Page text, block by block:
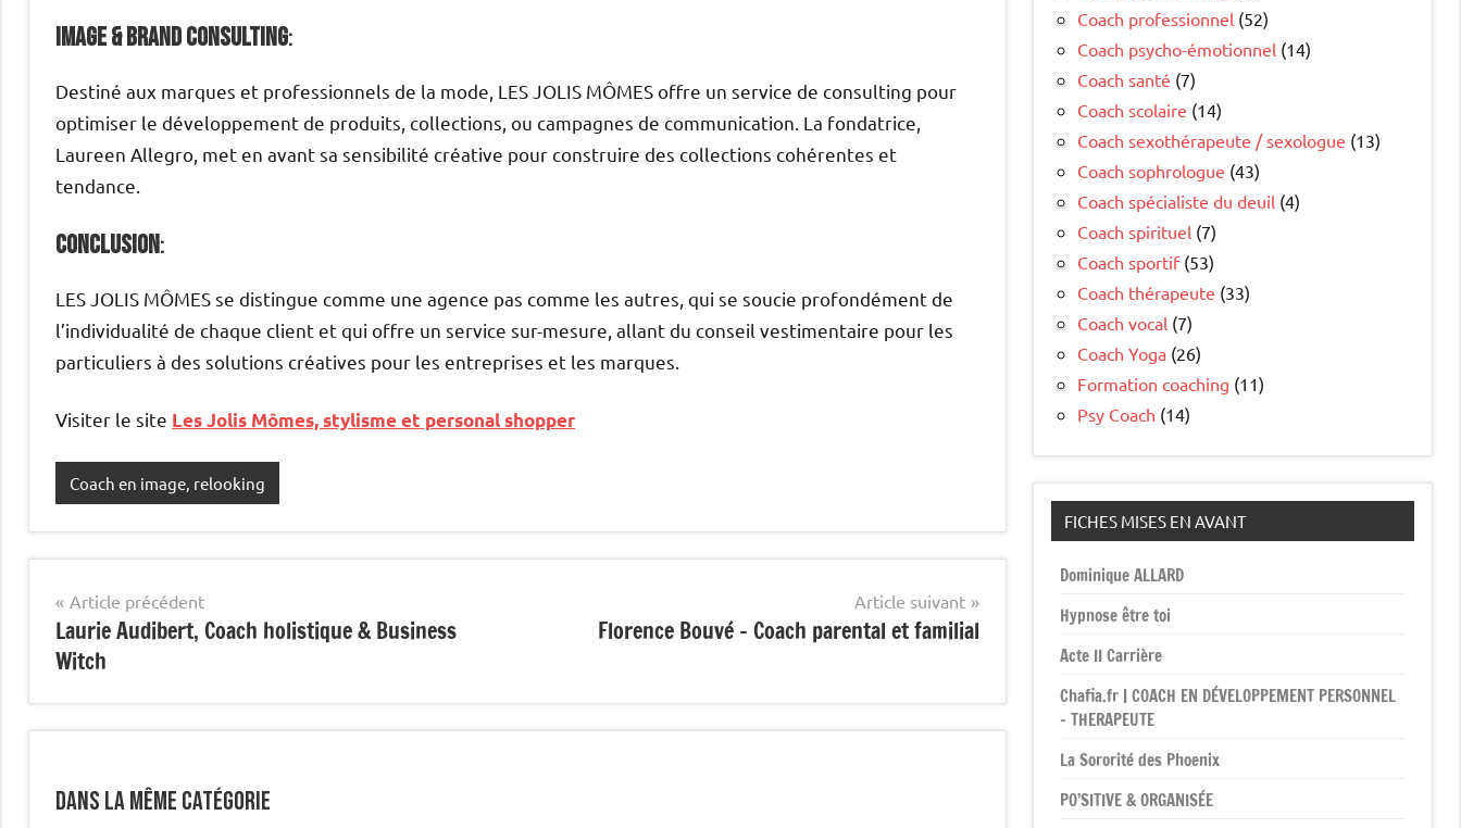
Image & Brand Consulting:
Destiné aux marques et professionnels de la mode, LES JOLIS MÔMES offre un service de consulting pour
optimiser le développement de produits, collections, ou campagnes de communication. La fondatrice,
Laureen Allegro, met en avant sa sensibilité créative pour construire des collections cohérentes et
tendance.
Conclusion:
LES JOLIS MÔMES se distingue comme une agence pas comme les autres, qui se soucie profondément de
l’individualité de chaque client et qui offre un service sur-mesure, allant du conseil vestimentaire pour les
particuliers à des solutions créatives pour les entreprises et les marques.
Visiter le site Les Jolis Mômes, stylisme et personal shopper
Coach en image, relooking
Navigation
de
l’article
Article précédent
Laurie Audibert, Coach holistique & Business
Witch
Article suivant
Florence Bouvé – Coach parental et familial
Dans la même catégorie
Coach professionnel (52)
Coach psycho-émotionnel (14)
Coach santé (7)
Coach scolaire (14)
Coach sexothérapeute / sexologue (13)
Coach sophrologue (43)
Coach spécialiste du deuil (4)
Coach spirituel (7)
Coach sportif(53)
Coach thérapeute (33)
Coach vocal (7)
Coach Yoga (26)
Formation coaching (11)
Psy Coach (14)
FICHES MISES EN AVANT
Dominique ALLARD
Hypnose être toi
Acte II Carrière
Chafia.fr | COACH EN DÉVELOPPEMENT PERSONNEL
– THERAPEUTE
La Sororité des Phoenix
PO’SITIVE & ORGANISÉE